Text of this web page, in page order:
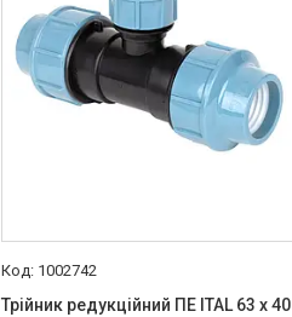
1002742
Трійник редукційний ПЕ ITAL 63 x 40